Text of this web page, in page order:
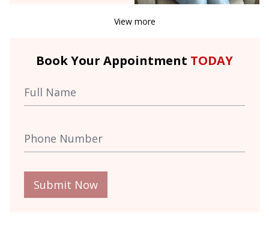
View more
Book Your Appointment TODAY
Submit Now